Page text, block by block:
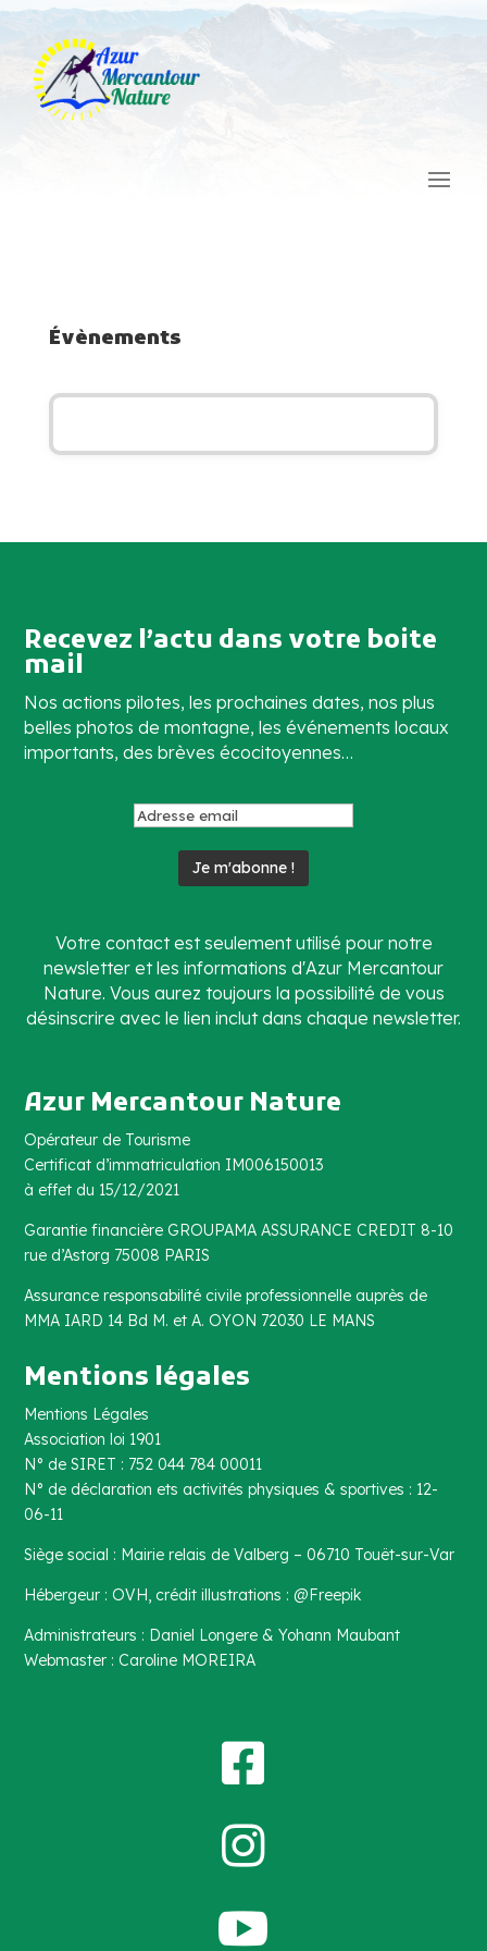
Évènements
Recevez l’actu dans votre boite
mail
Nos actions pilotes, les prochaines dates, nos plus
belles photos de montagne, les événements locaux
importants, des brèves écocitoyennes…
Votre contact est seulement utilisé pour notre
newsletter et les informations d'Azur Mercantour
Nature. Vous aurez toujours la possibilité de vous
désinscrire avec le lien inclut dans chaque newsletter.
Azur Mercantour Nature
Opérateur de Tourisme
Certificat d’immatriculation IM006150013
à effet du 15/12/2021
Garantie financière GROUPAMA ASSURANCE CREDIT 8-10
rue d’Astorg 75008 PARIS
Assurance responsabilité civile professionnelle auprès de
MMA IARD 14 Bd M. et A. OYON 72030 LE MANS
Mentions légales
Mentions Légales
Association loi 1901
N° de SIRET : 752 044 784 00011
N° de déclaration ets activités physiques & sportives : 12-
06-11
Siège social : Mairie relais de Valberg – 06710 Touët-sur-Var
Hébergeur : OVH, crédit illustrations : @Freepik
Administrateurs : Daniel Longere & Yohann Maubant
Webmaster : Caroline MOREIRA


